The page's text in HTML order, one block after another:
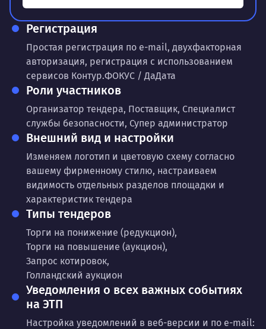
Регистрация
Простая регистрация по e-mail, двухфакторная
авторизация, регистрация с использованием
сервисов Контур.ФОКУС / ДаДата
Роли участников
Организатор тендера, Поставщик, Специалист
службы безопасности, Супер администратор
Внешний вид и настройки
Изменяем логотип и цветовую схему согласно
вашему фирменному стилю, настраиваем
видимость отдельных разделов площадки и
характеристик тендера
Типы тендеров
Торги на понижение (редукцион),
Торги на повышение (аукцион),
Запрос котировок,
Голландский аукцион
Уведомления о всех важных событиях
на ЭТП
Настройка уведомлений в веб-версии и по e-mail: